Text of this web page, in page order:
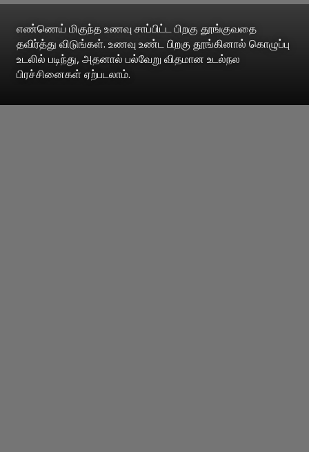
எண்ணெய் மிகுந்த உணவு சாப்பிட்ட பிறகு தூங்குவதை
தவிர்த்து விடுங்கள். உணவு உண்ட பிறகு தூங்கினால் கொழுப்பு
உடலில் படிந்து, அதனால் பல்வேறு விதமான உடல்நல
பிரச்சினைகள் ஏற்படலாம்.